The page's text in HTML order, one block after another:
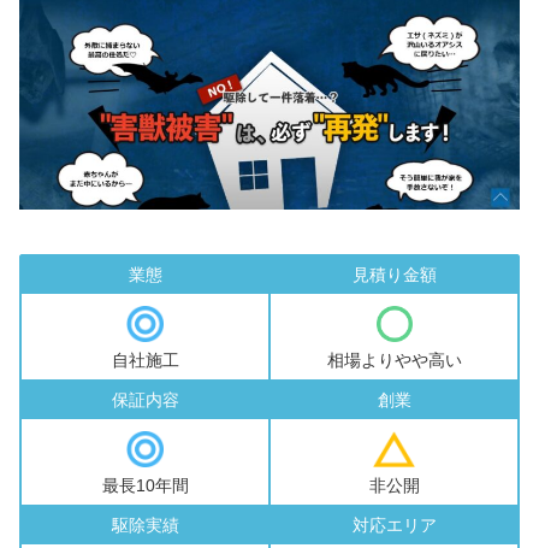
業態
自社施工
見積り金額
相場よりやや高い
保証内容
最長10年間
創業
非公開
駆除実績 対応エリア